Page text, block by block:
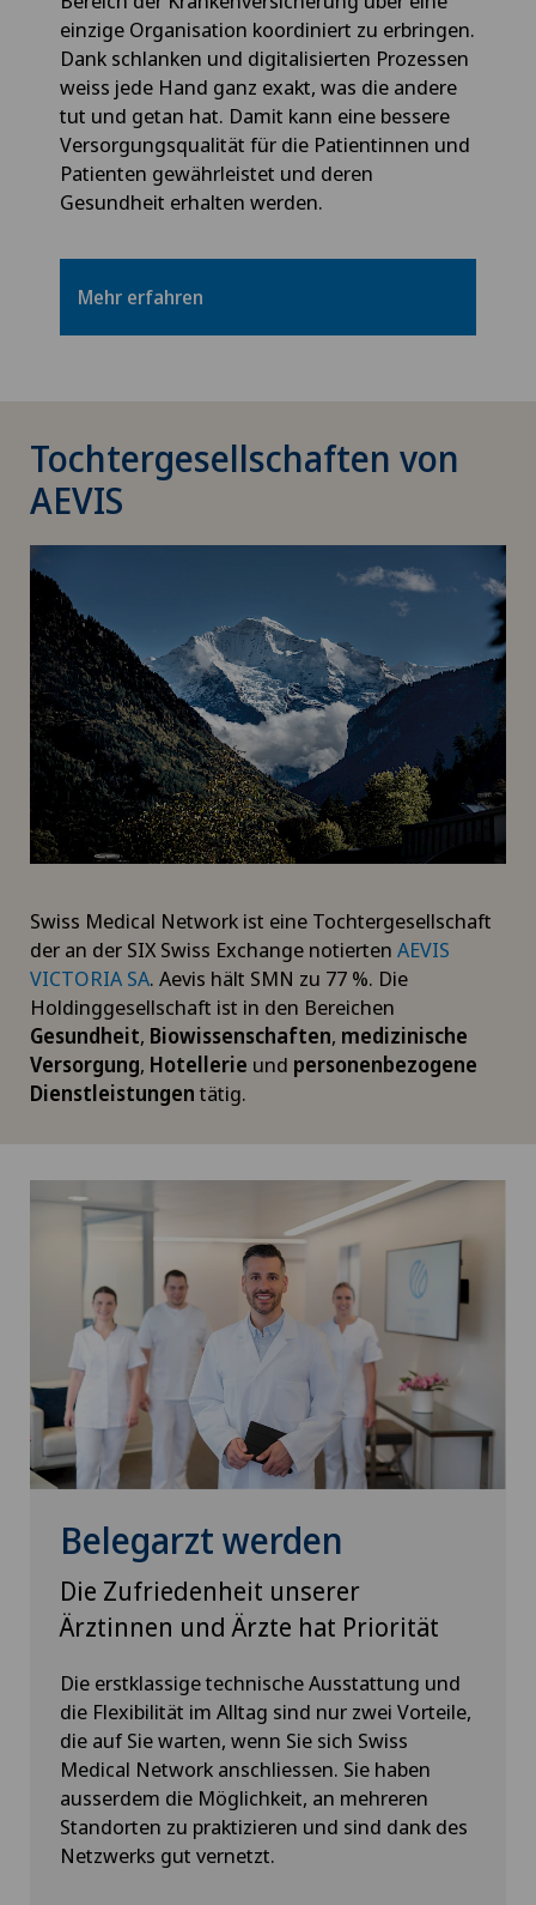
einzige Organisation koordiniert zu erbringen.
Dank schlanken und digitalisierten Prozessen
weiss jede Hand ganz exakt, was die andere
tut und getan hat. Damit kann eine bessere
Versorgungsqualität für die Patientinnen und
Patienten gewährleistet und deren
Gesundheit erhalten werden.
Mehr erfahren
Tochtergesellschaften von
AEVIS
Swiss Medical Network ist eine Tochtergesellschaft
der an der SIX Swiss Exchange notierten AEVIS
VICTORIA SA. Aevis hält SMN zu 77 %. Die
Holdinggesellschaft ist in den Bereichen
Gesundheit, Biowissenschaften, medizinische
Versorgung, Hotellerie und personenbezogene
Dienstleistungen tätig.
Belegarzt werden
Die Zufriedenheit unserer
Ärztinnen und Ärzte hat Priorität
Die erstklassige technische Ausstattung und
die Flexibilität im Alltag sind nur zwei Vorteile,
die auf Sie warten, wenn Sie sich Swiss
Medical Network anschliessen. Sie haben
ausserdem die Möglichkeit, an mehreren
Standorten zu praktizieren und sind dank des
Netzwerks gut vernetzt.